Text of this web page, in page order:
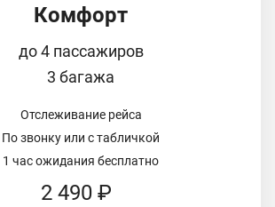
Комфорт
до 4 пассажиров
3 багажа
Отслеживание рейса
По звонку или с табличкой
1 час ожидания бесплатно
2 490 ₽